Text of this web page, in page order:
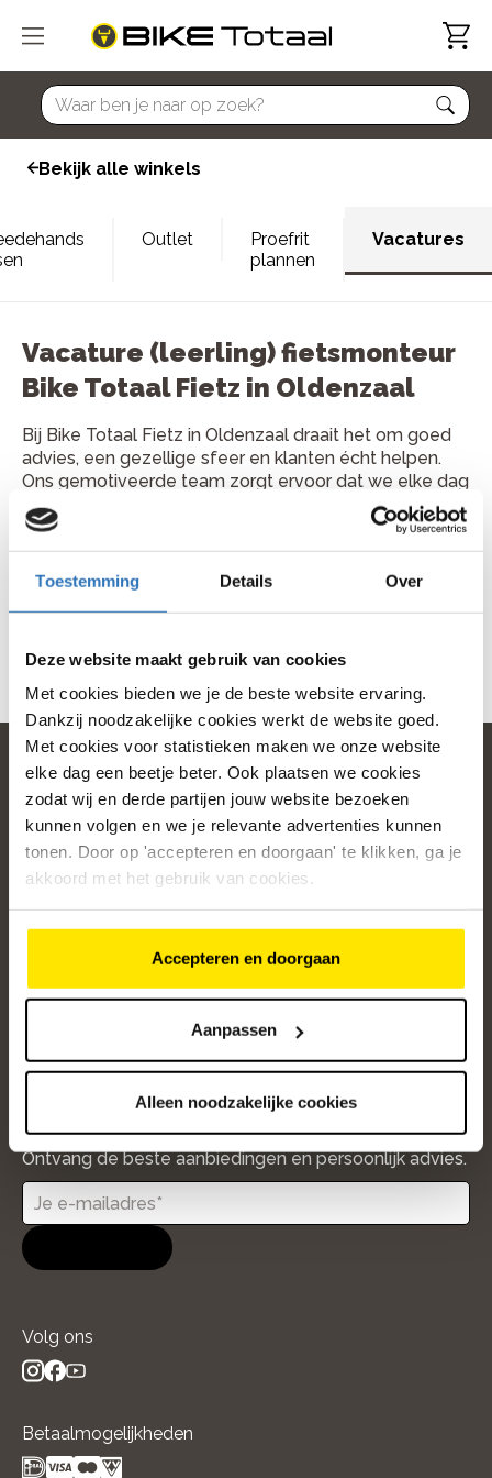
Toestemming Details Over
Deze website maakt gebruik van cookies
Met cookies bieden we je de beste website ervaring.
Dankzij noodzakelijke cookies werkt de website goed.
Met cookies voor statistieken maken we onze website
elke dag een beetje beter. Ook plaatsen we cookies
zodat wij en derde partijen jouw website bezoeken
kunnen volgen en we je relevante advertenties kunnen
tonen. Door op 'accepteren en doorgaan' te klikken, ga je
akkoord met het gebruik van cookies.
Accepteren en doorgaan
Aanpassen
Alleen noodzakelijke cookies
home
Bekijk alle winkels
Outlet
Proefrit
plannen
Vacatures
Vacature (leerling) fietsmonteur
Bike Totaal Fietz in Oldenzaal
Bij Bike Totaal Fietz in Oldenzaal draait het om goed
advies, een gezellige sfeer en klanten écht helpen.
Ons gemotiveerde team zorgt ervoor dat we elke dag
het beste uit elkaar halen. En we groeien! Doordat
Oldenzaal steeds meer inwoners telt, wordt het
drukker in de winkel én werkplaats. Daarom zoeken
we een nieuwe collega die energie krijgt van een
dynamische omgeving en klaar is om ons team te
versterken.
Klikhierom de vacature te bekijken.
home
Populaire categorieën
Onze service
Klantenservice
Over ons
12609 beoordelingen
Altijd op de hoogte van onze acties
Ontvang de beste aanbiedingen en persoonlijk advies.
Volg ons
Betaalmogelijkheden